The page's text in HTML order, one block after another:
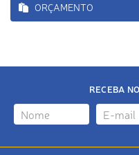
ORÇAMENTO
RECEBA